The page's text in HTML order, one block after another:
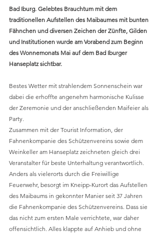
Bad Iburg. Gelebtes Brauchtum mit dem
traditionellen Aufstellen des Maibaumes mit bunten
Fähnchen und diversen Zeichen der Zünfte, Gilden
und Institutionen wurde am Vorabend zum Beginn
des Wonnemonats Mai auf dem Bad Iburger
Hanseplatz sichtbar.
Bestes Wetter mit strahlendem Sonnenschein war
dabei die erhoffte angenehm harmonische Kulisse
der Zeremonie und der anschließenden Maifeier als
Party.
Zusammen mit der Tourist Information, der
Fahnenkompanie des Schützenvereins sowie dem
Weinkeller am Hanseplatz zeichneten gleich drei
Veranstalter für beste Unterhaltung verantwortlich.
Anders als vielerorts durch die Freiwillige
Feuerwehr, besorgt im Kneipp-Kurort das Aufstellen
des Maibaums in gekonnter Manier seit 37 Jahren
die Fahnenkompanie des Schützenvereins. Dass sie
das nicht zum ersten Male verrichtete, war daher
offensichtlich. Alles klappte auf Anhieb und ohne